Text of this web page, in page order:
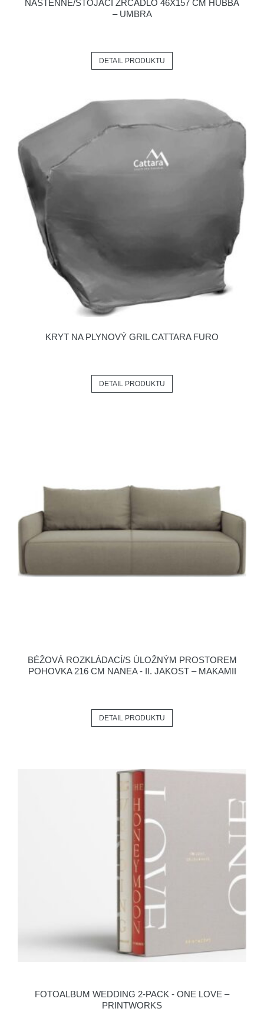
NÁSTĚNNÉ/STOJACÍ ZRCADLO 46X157 CM HUBBA
– UMBRA
DETAIL PRODUKTU
KRYT NA PLYNOVÝ GRIL CATTARA FURO
DETAIL PRODUKTU
BÉŽOVÁ ROZKLÁDACÍ/S ÚLOŽNÝM PROSTOREM
POHOVKA 216 CM NANEA - II. JAKOST – MAKAMII
DETAIL PRODUKTU
FOTOALBUM WEDDING 2-PACK - ONE LOVE –
PRINTWORKS